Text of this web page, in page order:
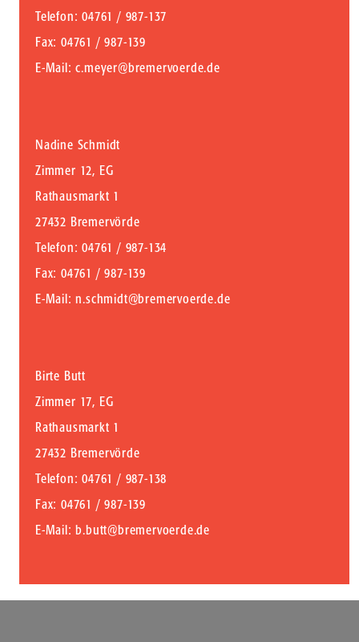
Telefon: 04761 / 987-137
Fax: 04761 / 987-139
E-Mail:c.meyer@bremervoerde.de
Nadine Schmidt
Zimmer 12, EG
Rathausmarkt 1
27432 Bremervörde
Telefon: 04761 / 987-134
Fax: 04761 / 987-139
E-Mail:n.schmidt@bremervoerde.de
Birte Butt
Zimmer 17, EG
Rathausmarkt 1
27432 Bremervörde
Telefon: 04761 / 987-138
Fax: 04761 / 987-139
E-Mail:b.butt@bremervoerde.de